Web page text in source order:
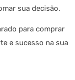
sua decisão.
para comprar
e sucesso na sua